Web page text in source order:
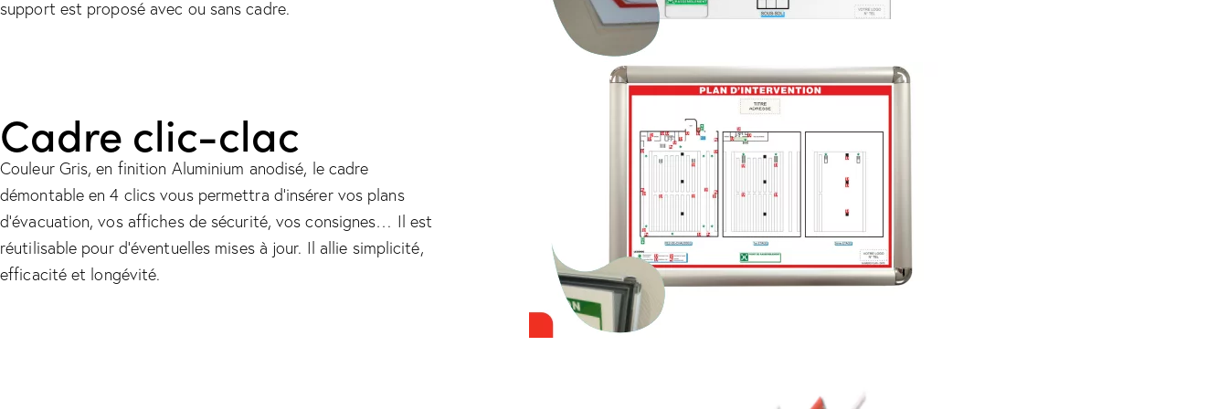
support est proposé avec ou sans cadre.
Cadre clic-clac
Couleur Gris, en finition Aluminium anodisé, le cadre
démontable en 4 clics vous permettra d’insérer vos plans
d’évacuation, vos affiches de sécurité, vos consignes… Il est
réutilisable pour d’éventuelles mises à jour. Il allie simplicité,
efficacité et longévité.